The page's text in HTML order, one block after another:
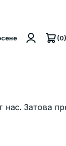
(0)
Затова